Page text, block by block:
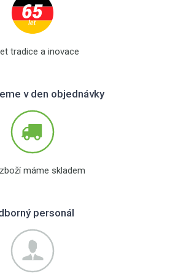
tradice a inovace
v den objednávky
máme skladem
personál